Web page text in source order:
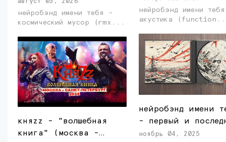
нейробэнд имени тебя -
космический мусор (rmx...
княzz - "волшебная
книга" (москва -
нейробэнд имени
акустика
нейробэнд имени
- первый и
ноябрь 04, 2025